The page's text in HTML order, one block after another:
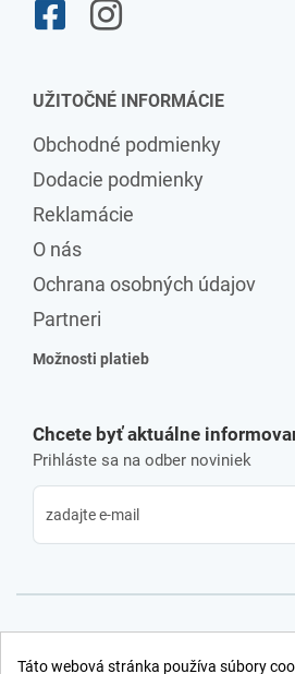
UŽITOČNÉ INFORMÁCIE
Obchodné podmienky
Dodacie podmienky
Reklamácie
O nás
Ochrana osobných údajov
Partneri
Možnosti platieb
Chcete byť aktuálne
Prihláste sa na odber noviniek
Táto webová stránka používa súbory